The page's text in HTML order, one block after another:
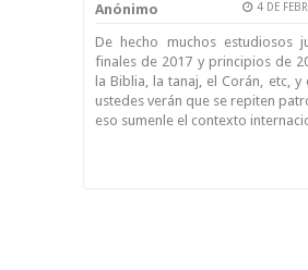
Anónimo 4 DE
De hecho muchos estudiosos
finales de 2017 y principios de
la Biblia, la tanaj, el Corán, etc,
ustedes verán que se repiten
eso sumenle el contexto